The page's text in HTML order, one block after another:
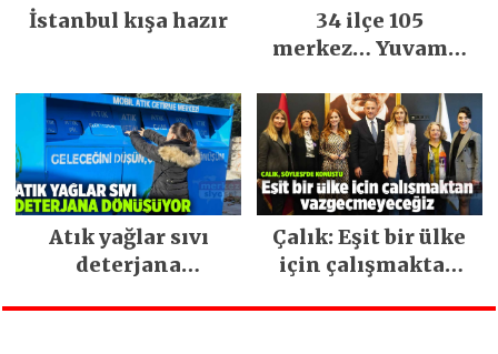
İstanbul kışa hazır
34 ilçe 105
merkez… Yuvamız
ara vermeden
devam ediyor
Atık yağlar sıvı
deterjana
Çalık: Eşit bir ülke
için çalışmaktan